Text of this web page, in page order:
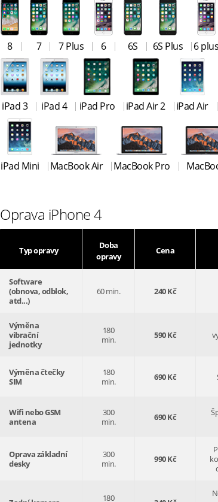
8 7 7 Plus 6 6S 6S Plus 6 plus
iPad 3 iPad 4 iPad Pro iPad Air 2 iPad Air
iPad Mini MacBook Air MacBook Pro
Oprava iPhone 4
Typ opravy
Doba
opravy
Cena
Software
(obnova, odblok,
atd...)
60 min. 240 Kč
Výměna
vibrační
jednotky
180
min.
590 Kč
Výměna čtečky
SIM
180
min.
690 Kč
Wifi nebo GSM
antena
300
min.
690 Kč
Oprava základní
desky
300
min.
990 Kč
180